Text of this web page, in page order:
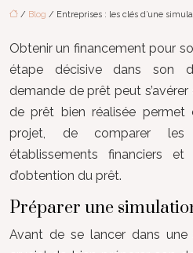
/ Blog / Entreprises : les clés d’une
Obtenir un financement pour
étape décisive dans son
demande de prêt peut
de prêt bien réalisée permet
projet, de comparer les
établissements financiers et
d’obtention du prêt.
Préparer une
Avant de se lancer dans